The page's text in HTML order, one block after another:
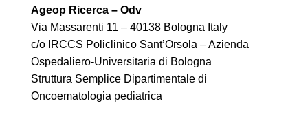
Ageop Ricerca – Odv
Via Massarenti 11 – 40138 Bologna Italy
c/o IRCCS Policlinico Sant’Orsola – Azienda
Ospedaliero-Universitaria di Bologna
Struttura Semplice Dipartimentale di
Oncoematologia pediatrica